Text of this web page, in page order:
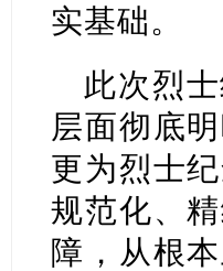
实基础。
此次烈
层面彻底
更为烈士
规范化、
障，从根